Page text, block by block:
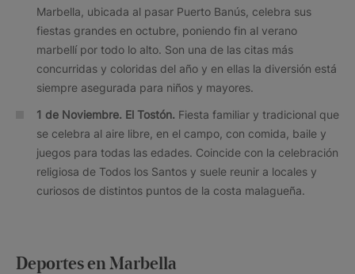
Marbella, ubicada al pasar Puerto Banús, celebra sus
fiestas grandes en octubre, poniendo fin al verano
marbellí por todo lo alto. Son una de las citas más
concurridas y coloridas del año y en ellas la diversión está
siempre asegurada para niños y mayores.
1 de Noviembre. El Tostón. Fiesta familiar y tradicional que
se celebra al aire libre, en el campo, con comida, baile y
juegos para todas las edades. Coincide con la celebración
religiosa de Todos los Santos y suele reunir a locales y
curiosos de distintos puntos de la costa malagueña.
Deportes en Marbella